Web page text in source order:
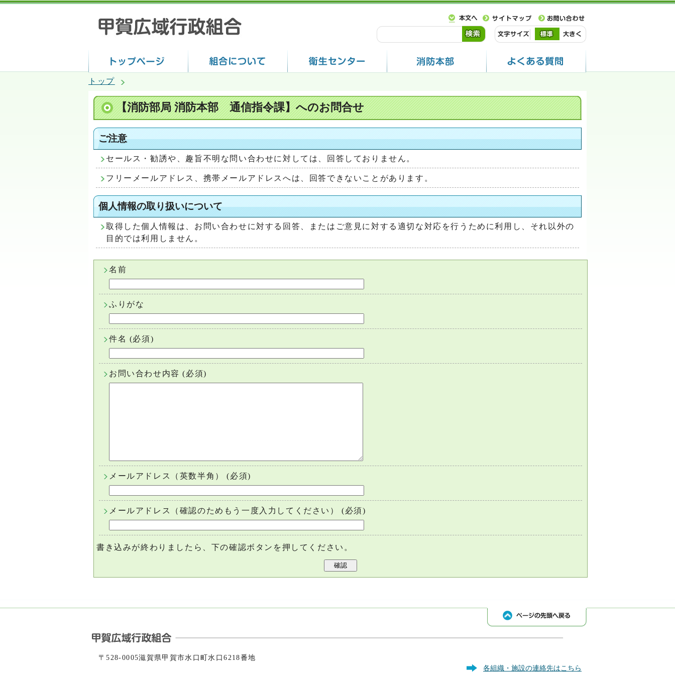
トップ
【消防部局 消防本部 通信指令課】へのお問合せ
ご注意
セールス・勧誘や、趣旨不明な問い合わせに対しては、回答しておりません。
フリーメールアドレス、携帯メールアドレスへは、回答できないことがあります。
個人情報の取り扱いについて
取得した個人情報は、お問い合わせに対する回答、またはご意見に対する適切な対応を行うために利用し、それ以外の
目的では利用しません。
名前
ふりがな
件名 (必須)
お問い合わせ内容 (必須)
メールアドレス（英数半角） (必須)
メールアドレス（確認のためもう一度入力してください） (必須)
書き込みが終わりましたら、下の確認ボタンを押してください。
〒528-0005滋賀県甲賀市水口町水口6218番地
各組織・施設の連絡先はこちら